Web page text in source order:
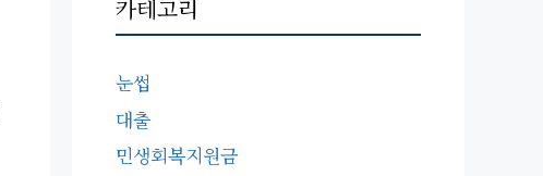
카테고리
눈썹
대출
민생회복지원금